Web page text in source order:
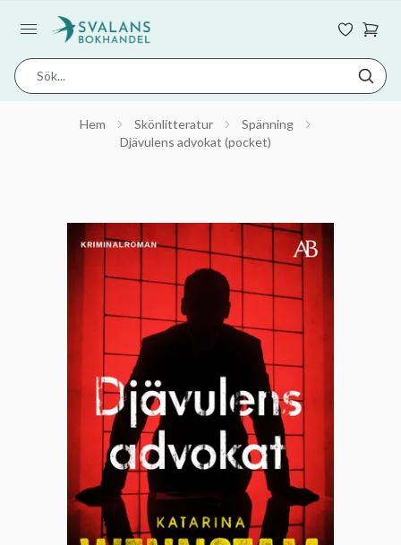
Hem Skönlitteratur
Spänning
Djävulens advokat (pocket)